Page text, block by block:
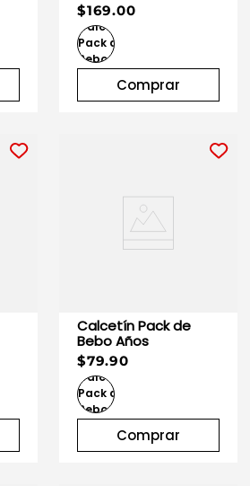
$169.00
Comprar
Calcetín Pack de
Bebo Años
$79.90
Comprar